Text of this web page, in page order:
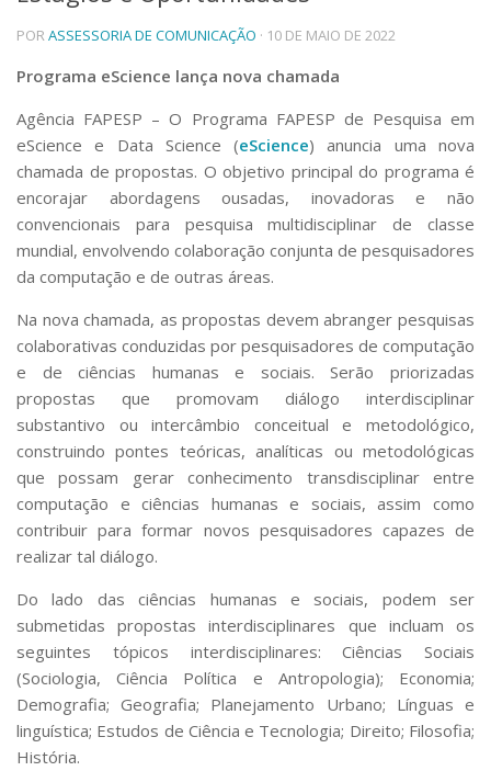
Pessoas
Ensino
Graduação
Educação a distância
Cursos de Extensão
Pesquisa e Inovação
Linhas de Pesquisa
Centros, Núcleos e Projetos em Rede
Pós-doutorado
Iniciação Científica
Transferência de Tecnologia
Empresas Juniores
Extensão à Comunidade
Projetos, Programas e Cursos
Artes, Cultura e Esportes
Museus e Espaços Interativos
Serviços
Bibliotecas
Apoio ao Estudante
RH, Administrativo e Financeiro
Outros serviços
Comunicação
Assessorias e Mídias
Aplicativos e Sites
Jornal da USP
Agenda de Eventos
PORASSESSORIA DE COMUNICAÇÃO · 10 DE MAIO DE 2022
Programa eScience lança nova chamada
Agência FAPESP – O Programa FAPESP de Pesquisa em
eScience e Data Science (eScience) anuncia uma nova
chamada de propostas. O objetivo principal do programa é
encorajar abordagens ousadas, inovadoras e não
convencionais para pesquisa multidisciplinar de classe
mundial, envolvendo colaboração conjunta de pesquisadores
da computação e de outras áreas.
Na nova chamada, as propostas devem abranger pesquisas
colaborativas conduzidas por pesquisadores de computação
e de ciências humanas e sociais. Serão priorizadas
propostas que promovam diálogo interdisciplinar
substantivo ou intercâmbio conceitual e metodológico,
construindo pontes teóricas, analíticas ou metodológicas
que possam gerar conhecimento transdisciplinar entre
computação e ciências humanas e sociais, assim como
contribuir para formar novos pesquisadores capazes de
realizar tal diálogo.
Do lado das ciências humanas e sociais, podem ser
submetidas propostas interdisciplinares que incluam os
seguintes tópicos interdisciplinares: Ciências Sociais
(Sociologia, Ciência Política e Antropologia); Economia;
Demografia; Geografia; Planejamento Urbano; Línguas e
linguística; Estudos de Ciência e Tecnologia; Direito; Filosofia;
História.